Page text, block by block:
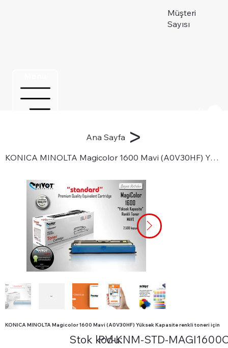
Müşteri
Sayısı
Ana Sayfa >
KONICA MINOLTA Magicolor 1600 Mavi (A0V30HF) Yüksek Kapasite renkli toneri için
KONICA MINOLTA Magicolor 1600 Mavi (A0V30HF) Yüksek Kapasite renkli toneri için
Stok kodu:
kodu:
PV-KNM-STD-